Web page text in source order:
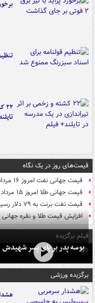
برخورد
قیمت‌های روز در یک نگاه
قیمت جهانی نفت امروز ۱۶ مرداد
قیمت جهانی طلا امروز ۱۵ مرداد
قیمت نفت برنت به ۷۹ دلار رسید
افزایش قیمت طلا و نقره جهانی
فیلم برگزیده
بوسه‌ پدر بر پای پسر شهیدش
برگزیده ورزشی